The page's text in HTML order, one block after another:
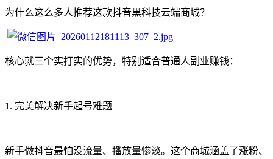
为什么这么多人推荐这款抖音黑科技云端商城？
核心就三个实打实的优势，特别适合普通人副业赚钱：
1. 完美解决新手起号难题
新手做抖音最怕没流量、播放量惨淡。这个商城涵盖了涨粉、